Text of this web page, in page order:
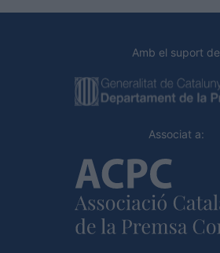
Amb el suport de
Associat a: